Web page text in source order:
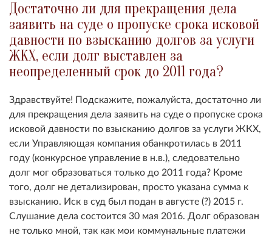
Достаточно ли для прекращения дела
заявить на суде о пропуске срока исковой
давности по взысканию долгов за услуги
ЖКХ, если долг выставлен за
неопределенный срок до 2011 года?
Здравствуйте! Подскажите, пожалуйста, достаточно ли
для прекращения дела заявить на суде о пропуске срока
исковой давности по взысканию долгов за услуги ЖКХ,
если Управляющая компания обанкротилась в 2011
году (конкурсное управление в н.в.), следовательно
долг мог образоваться только до 2011 года? Кроме
того, долг не детализирован, просто указана сумма к
взысканию. Иск в суд был подан в августе (?) 2015 г.
Слушание дела состоится 30 мая 2016. Долг образован
не только мной, так как мои коммунальные платежи